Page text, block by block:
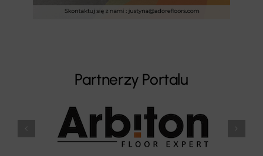
Partnerzy Portalu